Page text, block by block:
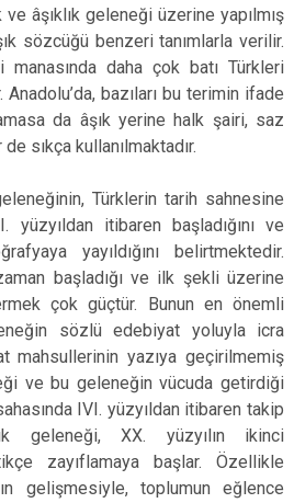
Yakutiye
âşıklık geleneği üzerine yapılmış
sözcüğü benzeri tanımlarla verilir.
daha çok batı Türkleri
Anadolu’da, bazıları bu terimin ifade
da âşık yerine halk şairi, saz
sıkça kullanılmaktadır.
Türklerin tarih sahnesine
yüzyıldan itibaren başladığını ve
yayıldığını belirtmektedir.
başladığı ve ilk şekli üzerine
çok güçtür. Bunun en önemli
sözlü edebiyat yoluyla icra
yazıya geçirilmemiş
ve bu geleneğin vücuda getirdiği
IVI. yüzyıldan itibaren takip
geleneği, XX. yüzyılın ikinci
zayıflamaya başlar. Özellikle
gelişmesiyle, toplumun eğlence